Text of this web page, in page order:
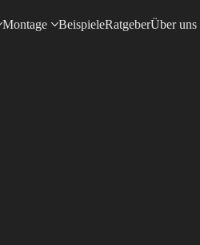
Montage BeispieleRatgeberÜber uns